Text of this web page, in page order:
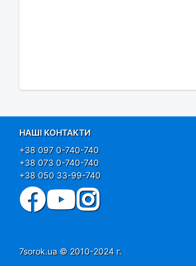
НАШІ КОНТАКТИ
+38 097 0-740-740
+38 073 0-740-740
+38 050 33-99-740
7sorok.ua © 2010-2024 г.